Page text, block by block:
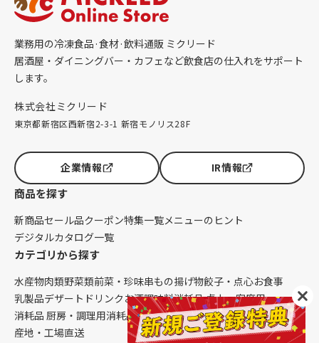
業務用の冷凍食品·食材·飲料通販 ミクリード
居酒屋・ダイニングバー・カフェなど飲食店の仕入れをサポート
します。
株式会社ミクリード
東京都新宿区西新宿2-3-1 新宿モノリス28F
企業情報 IR情報
商品を探す
新商品セール品クーポン特集一覧メニューのヒント
デジタルカタログ一覧
カテゴリから探す
水産物肉類野菜類前菜・珍味串もの揚げ物餃子・点心お食事
乳製品デザート ドリンク お酒調味料消耗品 卓上・客席用
消耗品 厨房・調理用消耗品 クレンリネス生鮮品（配送便限定）
産地・工場直送